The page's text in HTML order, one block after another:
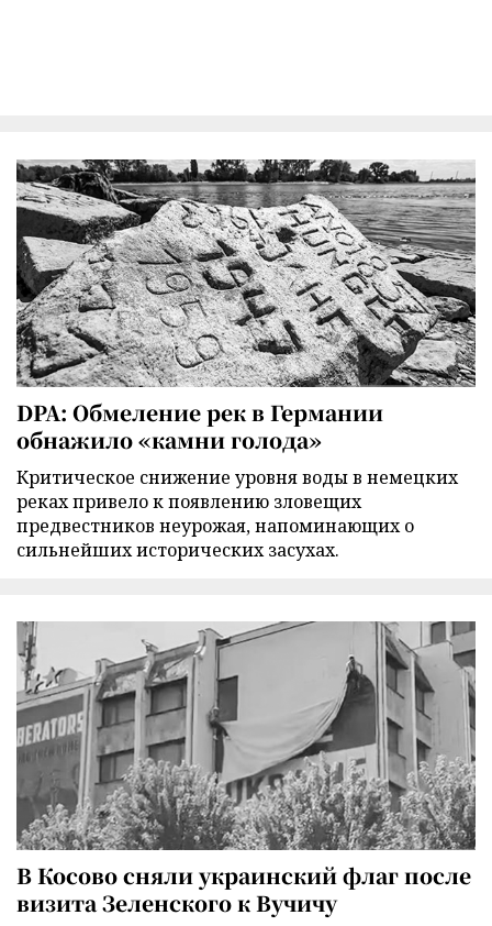
DPA: Обмеление рек в Германии
обнажило «камни голода»
Критическое снижение уровня воды в немецких
реках привело к появлению зловещих
предвестников неурожая, напоминающих о
сильнейших исторических засухах.
В Косово сняли украинский флаг после
визита Зеленского к Вучичу